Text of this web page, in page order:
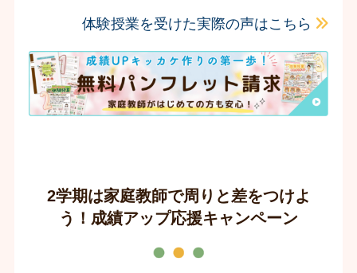
体験授業を受けた実際の声はこちら
2学期は家庭教師で周りと差をつけよ
う！成績アップ応援キャンペーン